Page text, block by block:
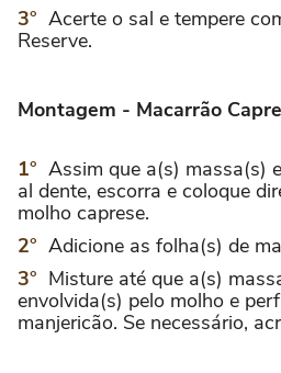
Acerte o sal e tempere
Reserve.
Montagem - Macarrão
Assim que a(s) massa(s)
al dente, escorra e coloque
molho caprese.
Adicione as folha(s) de
Misture até que a(s)
envolvida(s) pelo molho e
manjericão. Se necessário,